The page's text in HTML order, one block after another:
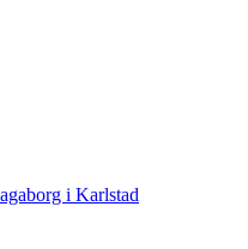
i Karlstad